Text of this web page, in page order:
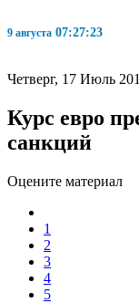
9 августа 07:27:23
Четверг, 17 Июль
Курс евро
санкций
Оцените материал
1
2
3
4
5